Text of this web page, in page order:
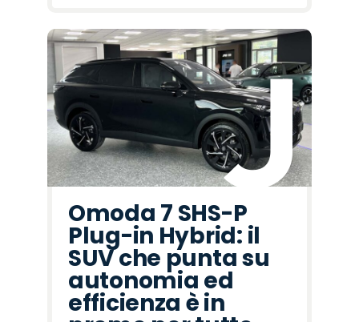
Omoda 7 SHS-P
Plug-in Hybrid: il
SUV che punta su
autonomia ed
efficienza è in